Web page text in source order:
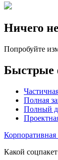
Ничего
Попробуйте
Быстрые
Полная
Полный
Корпоративная
Какой